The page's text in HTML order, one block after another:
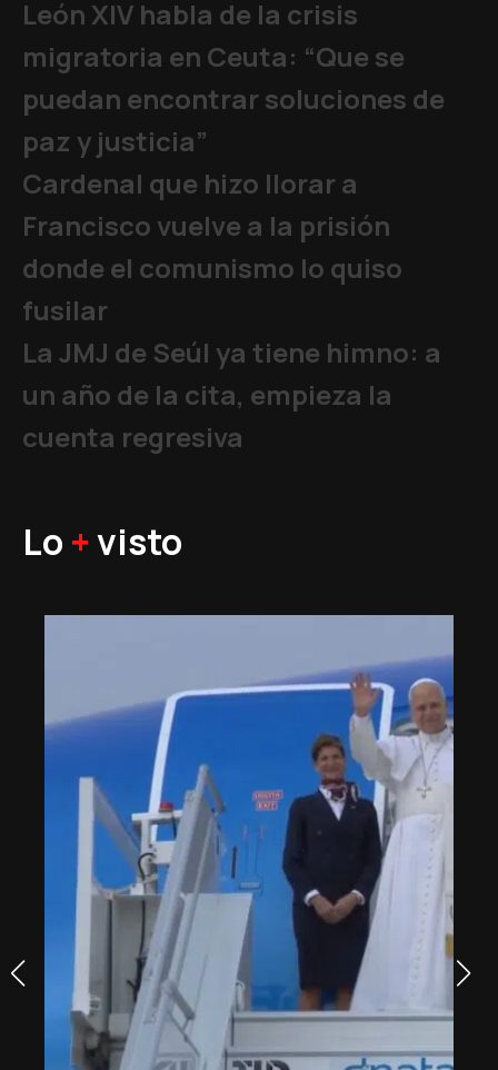
León XIV habla de la crisis
migratoria en Ceuta: “Que se
puedan encontrar soluciones de
paz y justicia”
Cardenal que hizo llorar a
Francisco vuelve a la prisión
donde el comunismo lo quiso
fusilar
La JMJ de Seúl ya tiene himno: a
un año de la cita, empieza la
cuenta regresiva
Lo +visto